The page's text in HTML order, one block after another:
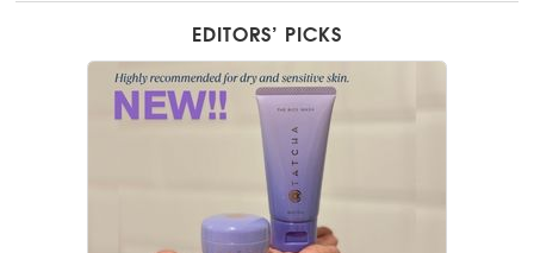
EDITORS’ PICKS